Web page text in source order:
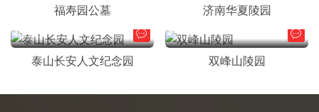
福寿园公墓 济南华夏陵园
其它区
泰山长安人文纪念园
市中区
双峰山陵园